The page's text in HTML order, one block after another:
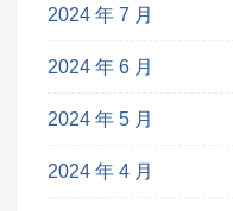
2024 年 7 月
2024 年 6 月
2024 年 5 月
2024 年 4 月